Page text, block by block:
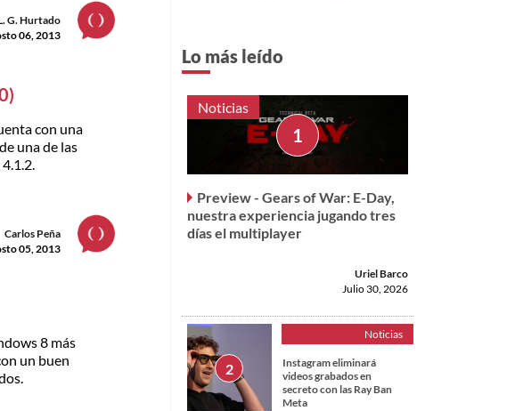
G. Hurtado
06, 2013
con una
una de las
Carlos Peña
05, 2013
8 más
un buen
Lo más leído
Noticias
Preview - Gears of War: E-Day,
nuestra experiencia jugando tres
días el multiplayer
Uriel Barco
Julio 30, 2026
Noticias
Instagram eliminará
videos grabados en
secreto con las Ray Ban
Meta